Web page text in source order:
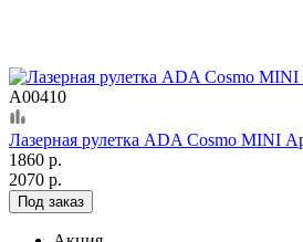
А00410
Лазерная рулетка ADA Cosmo MINI
1860 р.
2070 р.
Под заказ